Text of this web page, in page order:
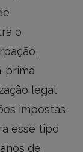
o
prima
legal
impostas
esse tipo
de